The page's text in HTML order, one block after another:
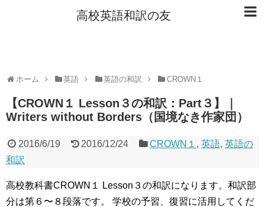
高校英語和訳の友
ホーム 英語 英語の和訳 CROWN１
【CROWN１ Lesson３の和訳：Part３】｜
Writers without Borders（国境なき作家団）
2016/6/19 2016/12/24 CROWN１ ,英語,英語の
和訳
高校教科書CROWN１ Lesson３の和訳になります。和訳部
分は第６〜８段落です。 学校の予習、復習に活用してくだ